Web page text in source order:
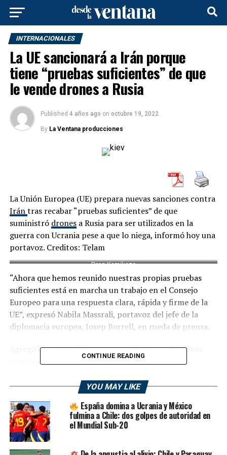
INTERNACIONALES
La UE sancionará a Irán porque
tiene “pruebas suficientes” de que
le vende drones a Rusia
Published 4 años ago on octubre 19, 2022
By La Ventana producciones
La Unión Europea (UE) prepara nuevas sanciones contra
Irántras recabar “pruebas suficientes” de que
suministró dronesa Rusia para ser utilizados en la
guerra con Ucrania pese a que lo niega, informó hoy una
portavoz. Creditos: Telam
Dron Kamikaze
“Ahora que hemos reunido nuestras propias pruebas
suficientes está en marcha un trabajo en el Consejo
Europeo para una respuesta clara, rápida y firme de la
UE”, expresó Nabila Massrali, portavoz del jefe de la
diplomacia europea, Josep Borrell, en rueda de prensa.
Agregó que existe “un acuerdo político ampliamente
compartido de que la UE debería reaccionar con
En declaraciones desde Bruselas, sede de la UE, Massrali
recordó la voluntad política de los 27 países del bloque
de tomar medidas “rápidamente” contra Teherán por su
apoyo militar a Moscú, después de una serie de ataques
contra civiles en Ucrania con drones de fabricación
CONTINUE READING
YOU MAY LIKE
España domina a Ucrania y México
fulmina a Chile: dos golpes de autoridad en
el Mundial Sub-20